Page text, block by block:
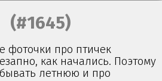
(#1645)
фоточки про птичек
как начались. Поэтому
летнюю и про